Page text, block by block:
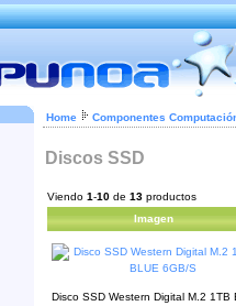
Home Componentes
Discos SSD
Viendo 1-10 de 13 productos
Imagen
Disco SSD Western Digital M.2